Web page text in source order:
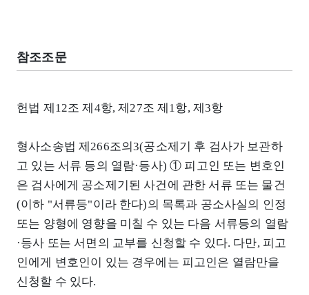
참조조문
헌법 제12조 제4항, 제27조 제1항, 제3항
형사소송법 제266조의3(공소제기 후 검사가 보관하
고 있는 서류 등의 열람·등사) ① 피고인 또는 변호인
은 검사에게 공소제기된 사건에 관한 서류 또는 물건
(이하 "서류등"이라 한다)의 목록과 공소사실의 인정
또는 양형에 영향을 미칠 수 있는 다음 서류등의 열람
·등사 또는 서면의 교부를 신청할 수 있다. 다만, 피고
인에게 변호인이 있는 경우에는 피고인은 열람만을
신청할 수 있다.